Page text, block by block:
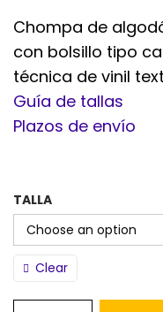
Chompa de
con bolsillo tipo
técnica de vinil
Guía de tallas
Plazos de envío
TALLA
Clear